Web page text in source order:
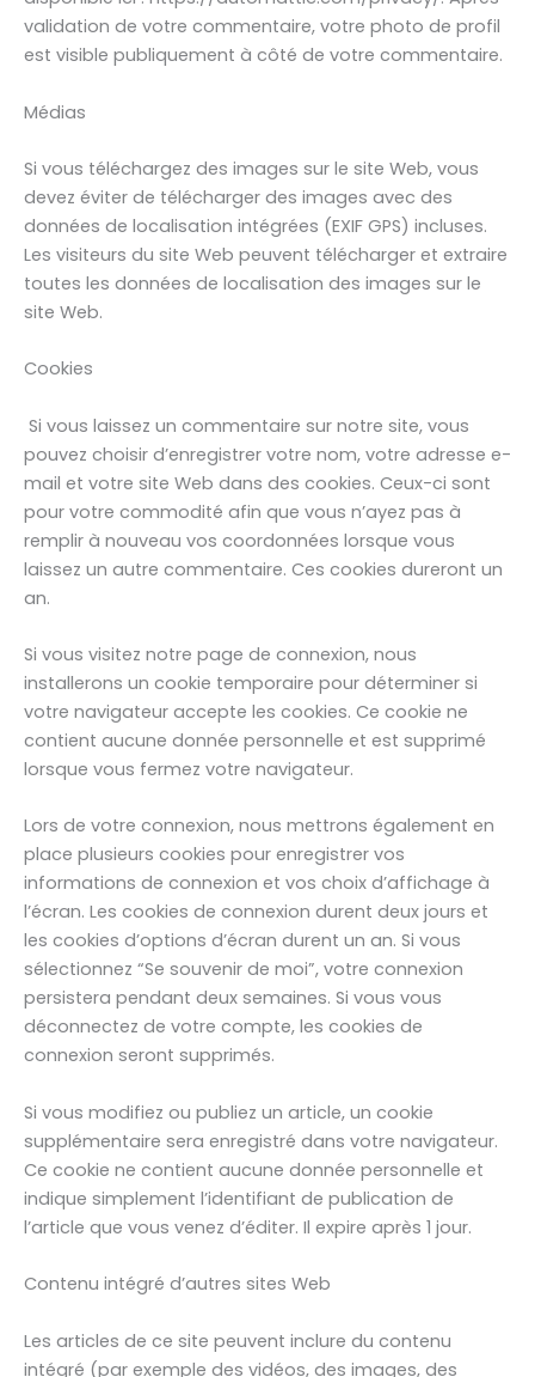
validation de votre commentaire, votre photo de profil
est visible publiquement à côté de votre commentaire.
Médias
Si vous téléchargez des images sur le site Web, vous
devez éviter de télécharger des images avec des
données de localisation intégrées (EXIF GPS) incluses.
Les visiteurs du site Web peuvent télécharger et extraire
toutes les données de localisation des images sur le
site Web.
Cookies
Si vous laissez un commentaire sur notre site, vous
pouvez choisir d’enregistrer votre nom, votre adresse e-
mail et votre site Web dans des cookies. Ceux-ci sont
pour votre commodité afin que vous n’ayez pas à
remplir à nouveau vos coordonnées lorsque vous
laissez un autre commentaire. Ces cookies dureront un
an.
Si vous visitez notre page de connexion, nous
installerons un cookie temporaire pour déterminer si
votre navigateur accepte les cookies. Ce cookie ne
contient aucune donnée personnelle et est supprimé
lorsque vous fermez votre navigateur.
Lors de votre connexion, nous mettrons également en
place plusieurs cookies pour enregistrer vos
informations de connexion et vos choix d’affichage à
l’écran. Les cookies de connexion durent deux jours et
les cookies d’options d’écran durent un an. Si vous
sélectionnez “Se souvenir de moi”, votre connexion
persistera pendant deux semaines. Si vous vous
déconnectez de votre compte, les cookies de
connexion seront supprimés.
Si vous modifiez ou publiez un article, un cookie
supplémentaire sera enregistré dans votre navigateur.
Ce cookie ne contient aucune donnée personnelle et
indique simplement l’identifiant de publication de
l’article que vous venez d’éditer. Il expire après 1 jour.
Contenu intégré d’autres sites Web
Les articles de ce site peuvent inclure du contenu
intégré (par exemple des vidéos, des images, des